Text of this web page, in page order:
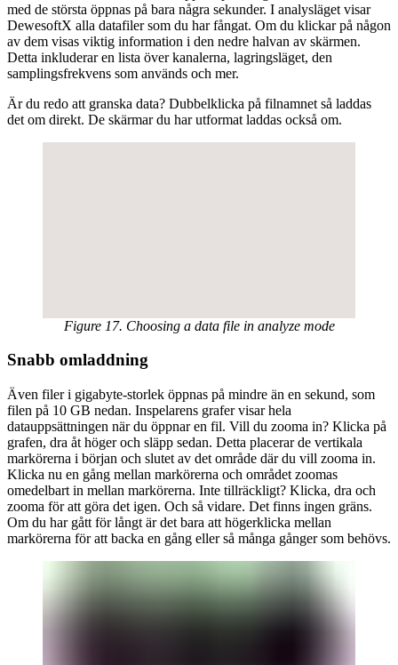
med de största öppnas på bara några sekunder. I analysläget visar
DewesoftX alla datafiler som du har fångat. Om du klickar på någon
av dem visas viktig information i den nedre halvan av skärmen.
Detta inkluderar en lista över kanalerna, lagringsläget, den
samplingsfrekvens som används och mer.
Är du redo att granska data? Dubbelklicka på filnamnet så laddas
det om direkt. De skärmar du har utformat laddas också om.
Figure 17. Choosing a data file in analyze mode
Snabb omladdning
Även filer i gigabyte-storlek öppnas på mindre än en sekund, som
filen på 10 GB nedan. Inspelarens grafer visar hela
datauppsättningen när du öppnar en fil. Vill du zooma in? Klicka på
grafen, dra åt höger och släpp sedan. Detta placerar de vertikala
markörerna i början och slutet av det område där du vill zooma in.
Klicka nu en gång mellan markörerna och området zoomas
omedelbart in mellan markörerna. Inte tillräckligt? Klicka, dra och
zooma för att göra det igen. Och så vidare. Det finns ingen gräns.
Om du har gått för långt är det bara att högerklicka mellan
markörerna för att backa en gång eller så många gånger som behövs.